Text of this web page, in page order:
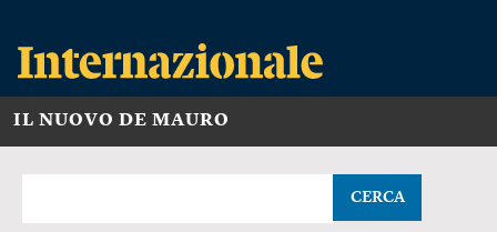
IL NUOVO DE MAURO
CERCA